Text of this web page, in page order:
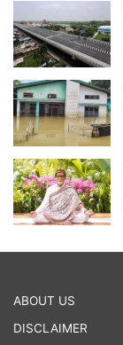
ABOUT US
DISCLAIMER